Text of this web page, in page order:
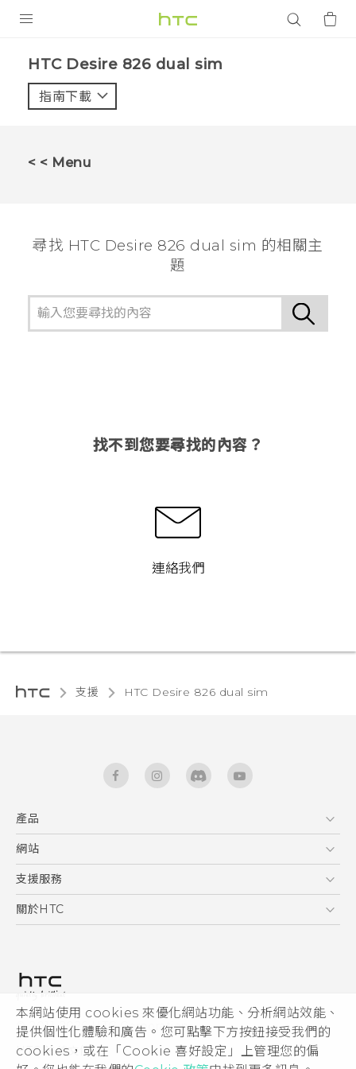
本網站使用 cookies 來優化網站功能、分析網站效能、
提供個性化體驗和廣告。您可點擊下方按鈕接受我們的
cookies，或在「Cookie 喜好設定」上管理您的偏
VIVE
應用程式
登入
HTC Desire 826 dual sim‎
指南下載
< < Menu
尋找 HTC Desire 826 dual sim 的相關主
題
找不到您要尋找的內容？
連絡我們
支援 HTC Desire 826 dual sim‎
產品
5G
智能手機
區塊鍊手機
網站
HTC Dev
HTC Research
支援服務
服務中心
關於HTC
私隱政策
產品安全
加入HTC
Security and Privacy Whitepaper
© 2011-2026 HTC Corporation
HTC 法律文件